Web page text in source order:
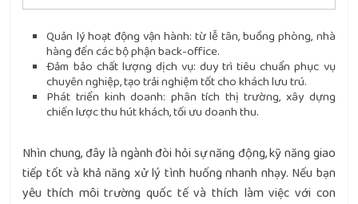
Quản lý hoạt động vận hành: từ lễ tân, buồng phòng, nhà
hàng đến các bộ phận back-office.
Đảm bảo chất lượng dịch vụ: duy trì tiêu chuẩn phục vụ
chuyên nghiệp, tạo trải nghiệm tốt cho khách lưu trú.
Phát triển kinh doanh: phân tích thị trường, xây dựng
chiến lược thu hút khách, tối ưu doanh thu.
Nhìn chung, đây là ngành đòi hỏi sự năng động, kỹ năng giao
tiếp tốt và khả năng xử lý tình huống nhanh nhạy. Nếu bạn
yêu thích môi trường quốc tế và thích làm việc với con